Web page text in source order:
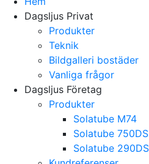
Dagsljus Privat
Produkter
Teknik
Bildgalleri bostäder
Vanliga frågor
Dagsljus Företag
Produkter
Solatube M74
Solatube 750DS
Solatube